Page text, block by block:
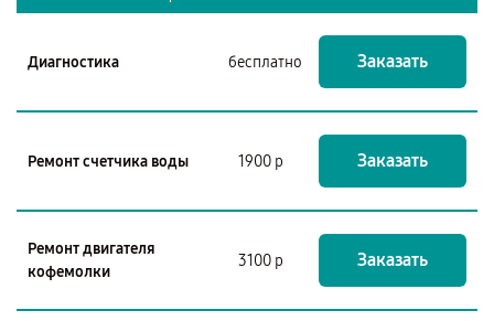
Диагностика бесплатно Заказать
Ремонт счетчика воды 1900 р Заказать
Ремонт двигателя
кофемолки
3100 р Заказать